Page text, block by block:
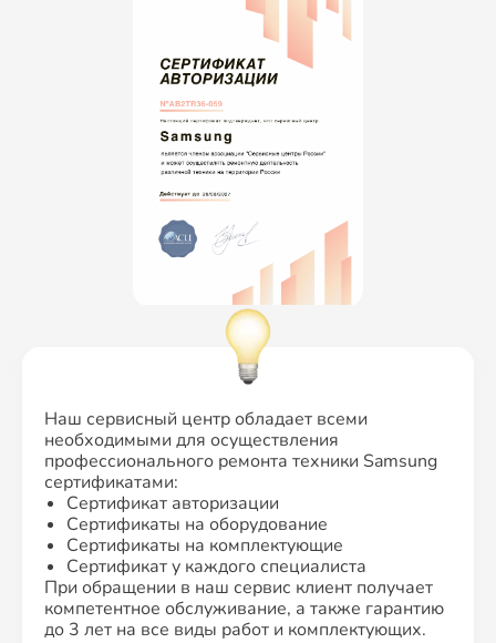
Наш сервисный центр обладает всеми
необходимыми для осуществления
профессионального ремонта техники Samsung
сертификатами:
Сертификат авторизации
Сертификаты на оборудование
Сертификаты на комплектующие
Сертификат у каждого специалиста
При обращении в наш сервис клиент получает
компетентное обслуживание, а также гарантию
до 3 лет на все виды работ и комплектующих.